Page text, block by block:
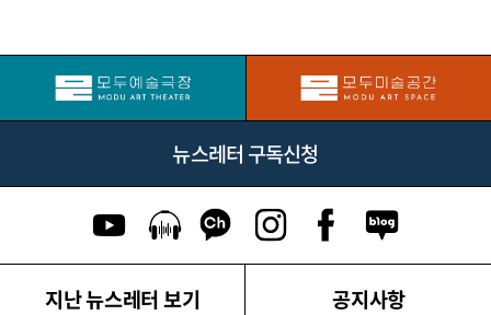
뉴스레터 구독신청
지난 뉴스레터 보기
카카오톡 채널 이동
유튜브 이동팟캐스트 이동 네이버블로
페이스북 이동
인스타그램 이동
공지사항